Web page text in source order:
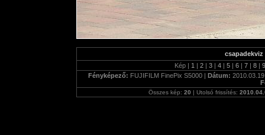
csapadekviz
Kép | 1 | 2 | 3 | 4 | 5 | 6 | 7 | 8 |
Fényképező: FUJIFILM FinePix S5000 | Dátum:
Összes kép: 20 | Utolsó frissítés: